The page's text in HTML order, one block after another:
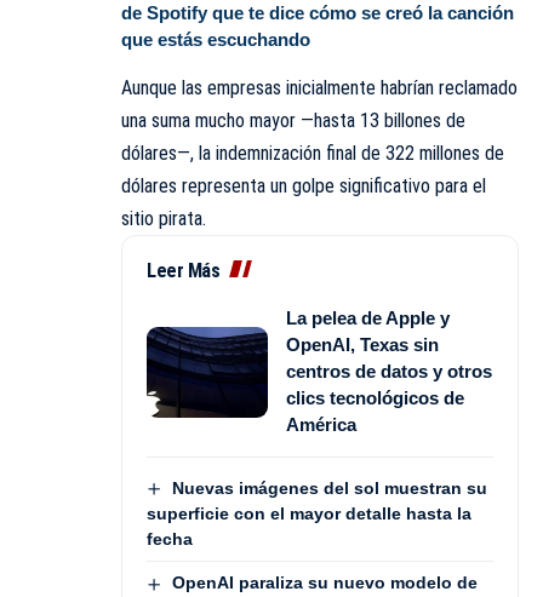
de Spotify que te dice cómo se creó la canción
que estás escuchando
Aunque las empresas inicialmente habrían reclamado
una suma mucho mayor —hasta 13 billones de
dólares—, la indemnización final de 322 millones de
dólares representa un golpe significativo para el
sitio pirata.
Leer Más
La pelea de Apple y
OpenAI, Texas sin
centros de datos y otros
clics tecnológicos de
América
Nuevas imágenes del sol muestran su
superficie con el mayor detalle hasta la
fecha
OpenAI paraliza su nuevo modelo de